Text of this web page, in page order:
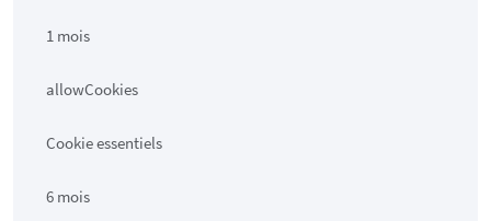
1 mois
allowCookies
Cookie essentiels
6 mois